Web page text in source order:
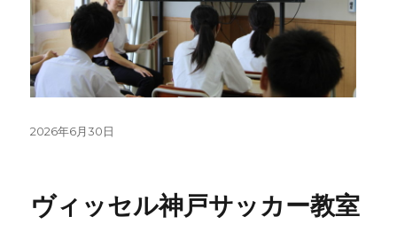
投
2026年6月30日
ヴィッセル神戸サッカー教室